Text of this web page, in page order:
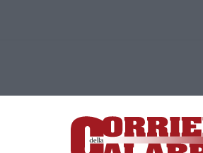
Lamezia Terme (CZ)
responsabile Paola Militano |Privacy